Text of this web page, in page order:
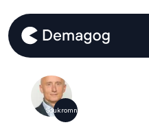
Soukromníci